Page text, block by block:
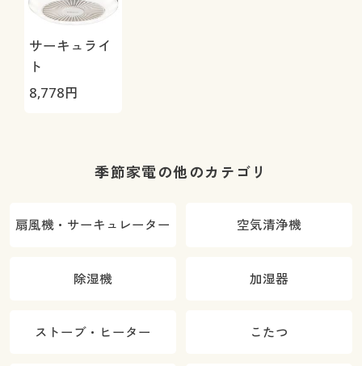
サーキュライ
ト
8,778円
季節家電の他のカテゴリ
扇風機・サーキュレーター 空気清浄機
除湿機 加湿器
ストーブ・ヒーター こたつ